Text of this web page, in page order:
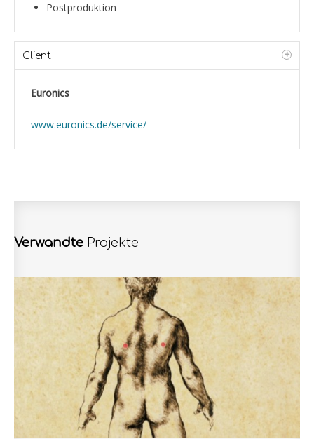
Postproduktion
Client
Euronics
www.euronics.de/service/
Verwandte Projekte